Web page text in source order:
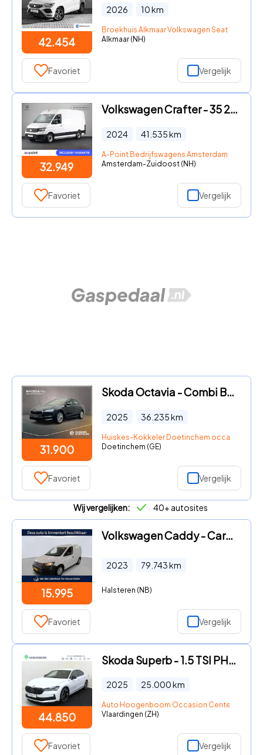
42.454
2026 10km
Broekhuis Alkmaar Volkswagen Seat Skoda
Alkmaar (NH)
Favoriet Vergelijk
32.949
Volkswagen Crafter - 35 2.0 TDI L3H3 Highline EURO VI 140 pk Automaat | Navigatie
2024 41.535km
A-Point Bedrijfswagens Amsterdam Zuid-
Amsterdam-Zuidoost (NH)
Favoriet Vergelijk
31.900
Skoda Octavia - Combi Business Edition Plus 1.5 eTSI 115pk DSG Automaat Adap
2025 36.235km
Huiskes-Kokkeler Doetinchem occasion
Doetinchem (GE)
Favoriet Vergelijk
Wij vergelijken: 40+ autosites
15.995
Volkswagen Caddy - Cargo 2.0 TDI 75pk Comfort / Wordt verwacht
2023 79.743km
Halsteren (NB)
Favoriet Vergelijk
44.850
Skoda Superb - 1.5 TSI PHEV Sportline Business
2025 25.000km
Auto Hoogenboom Occasion Center
Vlaardingen (ZH)
Favoriet Vergelijk